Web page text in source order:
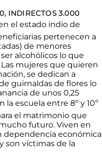
INDIRECTOS 3.000
el estado indio de
pertenecen a
de menores
alcohólicos lo que
mujeres que quieren
se dedican a
guirnaldas de flores lo
de unos 0,25
la escuela entre 8º y 10º
el matrimonio que
futuro. Viven en
dependencia económica
son víctimas de la